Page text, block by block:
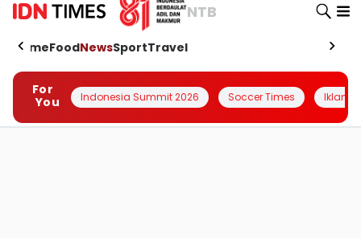
NTB
HomeFoodNewsSportTravel
For
You
Indonesia Summit 2026 Soccer Times Iklanin